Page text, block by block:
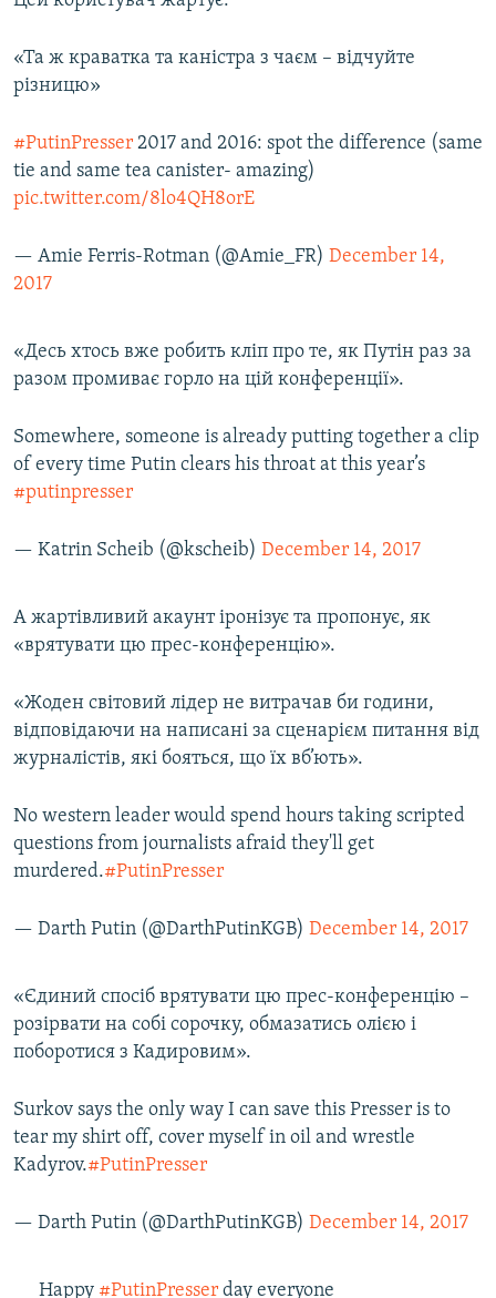
«Та ж краватка та каністра з чаєм – відчуйте
різницю»
#PutinPresser 2017 and 2016: spot the difference (same
tie and same tea canister- amazing)
pic.twitter.com/8lo4QH8orE
— Amie Ferris-Rotman (@Amie_FR) December 14,
2017
«Десь хтось вже робить кліп про те, як Путін раз за
разом промиває горло на цій конференції».
Somewhere, someone is already putting together a clip
of every time Putin clears his throat at this year’s
#putinpresser
— Katrin Scheib (@kscheib) December 14, 2017
А жартівливий акаунт іронізує та пропонує, як
«врятувати цю прес-конференцію».
«Жоден світовий лідер не витрачав би години,
відповідаючи на написані за сценарієм питання від
журналістів, які бояться, що їх вб’ють».
No western leader would spend hours taking scripted
questions from journalists afraid they'll get
murdered.#PutinPresser
— Darth Putin (@DarthPutinKGB) December 14, 2017
«Єдиний спосіб врятувати цю прес-конференцію –
розірвати на собі сорочку, обмазатись олією і
поборотися з Кадировим».
Surkov says the only way I can save this Presser is to
tear my shirt off, cover myself in oil and wrestle
Kadyrov.#PutinPresser
— Darth Putin (@DarthPutinKGB) December 14, 2017
Happy #PutinPresser day everyone